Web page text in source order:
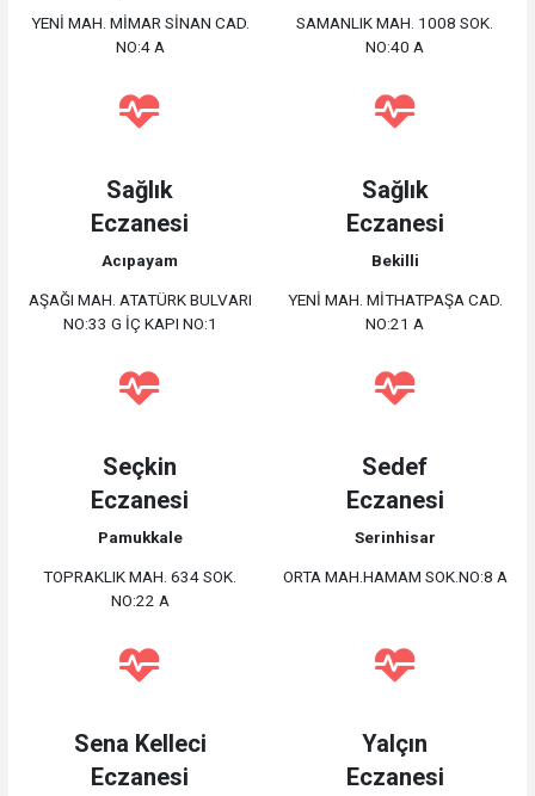
YENİ MAH. MİMAR SİNAN CAD.
NO:4 A
SAMANLIK MAH. 1008 SOK.
NO:40 A
Sağlık
Eczanesi
Acıpayam
AŞAĞI MAH. ATATÜRK BULVARI
NO:33 G İÇ KAPI NO:1
Sağlık
Eczanesi
Bekilli
YENİ MAH. MİTHATPAŞA CAD.
NO:21 A
Seçkin
Eczanesi
Pamukkale
TOPRAKLIK MAH. 634 SOK.
NO:22 A
Sedef
Eczanesi
Serinhisar
ORTA MAH.HAMAM SOK.NO:8 A
Sena Kelleci
Eczanesi
Yalçın
Eczanesi